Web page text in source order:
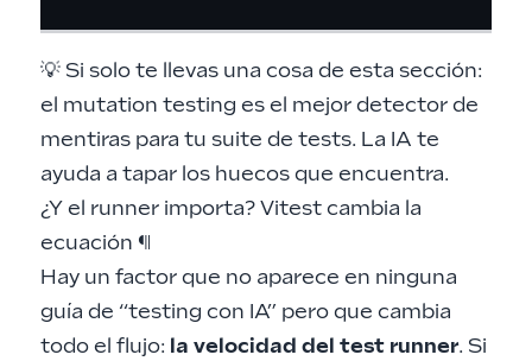
💡 Si solo te llevas una cosa de esta sección:
el mutation testing es el mejor detector de
mentiras para tu suite de tests. La IA te
ayuda a tapar los huecos que encuentra.
¿Y el runner importa? Vitest cambia la
ecuación ¶
Hay un factor que no aparece en ninguna
guía de “testing con IA” pero que cambia
todo el flujo: la velocidad del test runner. Si